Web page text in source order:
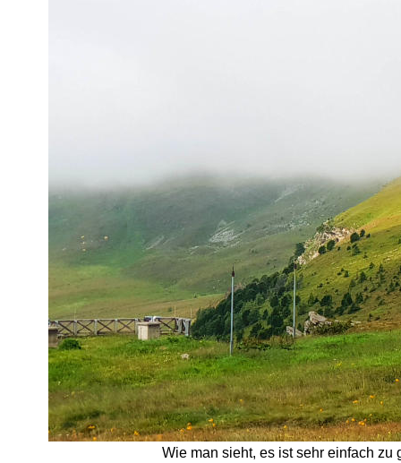
Wie man sieht, es ist sehr einfach